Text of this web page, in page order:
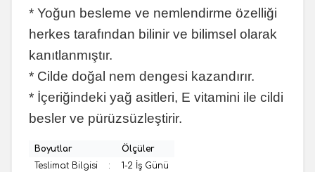
* Yoğun besleme ve nemlendirme özelliği
herkes tarafından bilinir ve bilimsel olarak
kanıtlanmıştır.
* Cilde doğal nem dengesi kazandırır.
* İçeriğindeki yağ asitleri, E vitamini ile cildi
besler ve pürüzsüzleştirir.
Boyutlar
Ölçüler
Teslimat Bilgisi
: 1-2 İş Günü